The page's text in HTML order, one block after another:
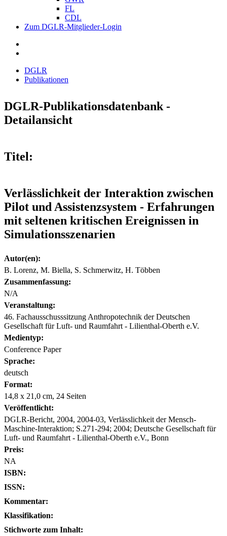
FL
CDL
Zum DGLR-Mitglieder-Login
DGLR
Publikationen
DGLR-Publikationsdatenbank -
Detailansicht
Titel:
Verlässlichkeit der Interaktion zwischen
Pilot und Assistenzsystem - Erfahrungen
mit seltenen kritischen Ereignissen in
Simulationsszenarien
Autor(en):
B. Lorenz, M. Biella, S. Schmerwitz, H. Többen
Zusammenfassung:
N/A
Veranstaltung:
46. Fachausschusssitzung Anthropotechnik der Deutschen
Gesellschaft für Luft- und Raumfahrt - Lilienthal-Oberth e.V.
Medientyp:
Conference Paper
Sprache:
deutsch
Format:
14,8 x 21,0 cm, 24 Seiten
Veröffentlicht:
DGLR-Bericht, 2004, 2004-03, Verlässlichkeit der Mensch-
Maschine-Interaktion; S.271-294; 2004; Deutsche Gesellschaft für
Luft- und Raumfahrt - Lilienthal-Oberth e.V., Bonn
Preis:
NA
ISBN:
ISSN:
Kommentar:
Klassifikation:
Stichworte zum Inhalt: